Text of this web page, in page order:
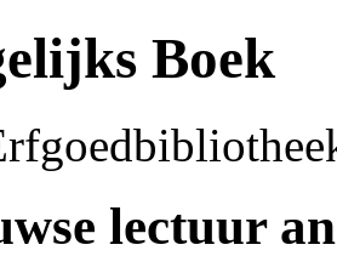
Boek
lectuur